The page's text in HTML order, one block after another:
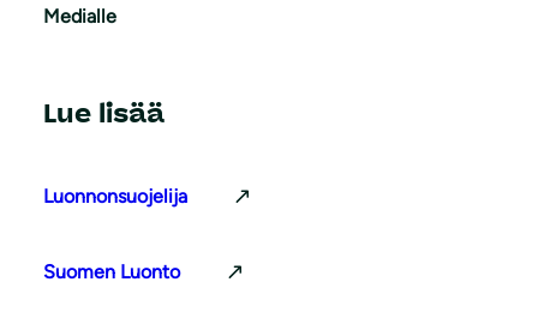
Medialle
Lue lisää
Luonnonsuojelija
Suomen Luonto